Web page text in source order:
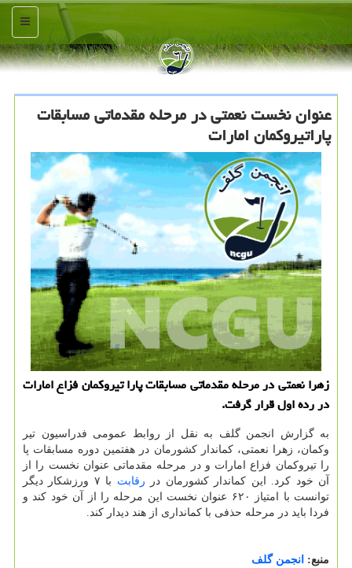
منو
عنوان نخست نعمتی در مرحله مقدماتی مسابقات
پاراتیروكمان امارات
زهرا نعمتی در مرحله مقدماتی مسابقات پارا تیروکمان فزاع امارات
در رده اول قرار گرفت.
به گزارش انجمن گلف به نقل از روابط عمومی فدراسیون تیر
وکمان، زهرا نعمتی، کماندار کشورمان در هفتمین دوره مسابقات پا
را تیروکمان فزاع امارات و در مرحله مقدماتی عنوان نخست را از
آن خود کرد. این کماندار کشورمان در رقابت
با ۷ ورزشکار دیگر
توانست با امتیاز ۶۲۰ عنوان نخست این مرحله را از آن خود کند و
فردا باید در مرحله حذفی با کمانداری از هند دیدار کند.
منبع: انجمن گلف